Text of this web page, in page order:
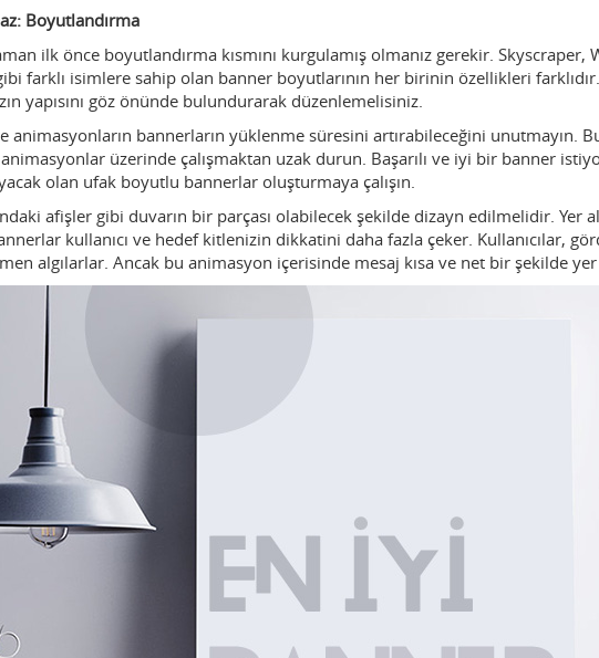
Boyutlandırma
ilk önce boyutlandırma kısmını kurgulamış olmanız gerekir. Skyscraper,
farklı isimlere sahip olan banner boyutlarının her birinin özellikleri
yapısını göz önünde bulundurarak düzenlemelisiniz.
animasyonların bannerların yüklenme süresini artırabileceğini unutmayın.
üzerinde çalışmaktan uzak durun. Başarılı ve iyi bir banner
olan ufak boyutlu bannerlar oluşturmaya çalışın.
afişler gibi duvarın bir parçası olabilecek şekilde dizayn edilmelidir. Yer
kullanıcı ve hedef kitlenizin dikkatini daha fazla çeker. Kullanıcılar,
algılarlar. Ancak bu animasyon içerisinde mesaj kısa ve net bir şekilde yer